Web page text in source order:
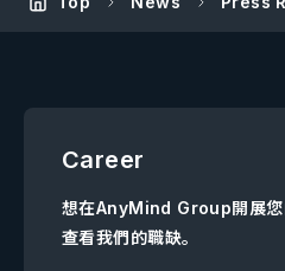
Career
想在AnyMind Group開展您
查看我們的職缺。